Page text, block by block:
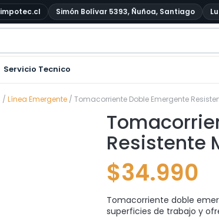
Simón Bolívar 5393, Ñuñoa, Santiago
Servicio Tecnico
/ Línea Emergente / Tomacorriente Doble Emergente
Resistente
$34.990
Tomacorriente doble
superficies de trabajo y